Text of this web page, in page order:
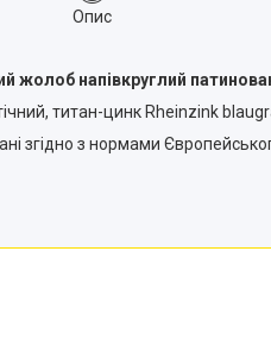
Опис
жолоб напівкруглий
титан-цинк Rheinzink
згідно з нормами